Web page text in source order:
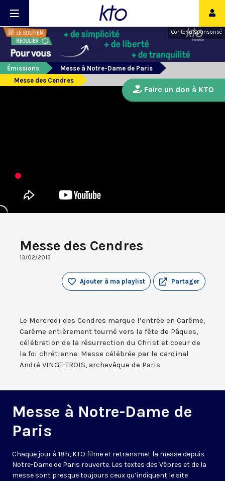
Contenu sponsorisé
Émissions
Messe à Notre-Dame de Paris
Messe des Cendres
Messe des Cendres
13/02/2013
Partager
Ajouter à ma playlist
Le Mercredi des Cendres marque l’entrée en Carême,
Carême entièrement tourné vers la fête de Pâques,
célébration de la résurrection du Christ et coeur de
la foi chrétienne. Messe célébrée par le cardinal
André VINGT-TROIS, archevêque de Paris
Messe à Notre-Dame de
Paris
Chaque jour à 18h, KTO filme et retransmet la messe depuis
Notre-Dame de Paris rouverte. Les textes des Vêpres et de la
messe sont presque toujours ceux qu’indiquent le site
Faire un don à KTO